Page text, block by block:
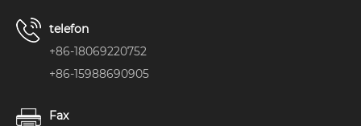
telefon
+86-18069220752
+86-15988690905
Fax